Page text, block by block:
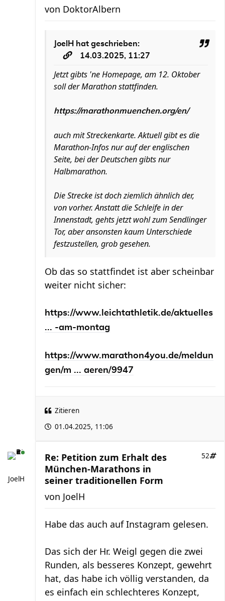
von DoktorAlbern
JoelH hat geschrieben:
14.03.2025, 11:27
Jetzt gibts 'ne Homepage, am 12. Oktober
soll der Marathon stattfinden.
https://marathonmuenchen.org/en/
auch mit Streckenkarte. Aktuell gibt es die
Marathon-Infos nur auf der englischen
Seite, bei der Deutschen gibts nur
Halbmarathon.
Die Strecke ist doch ziemlich ähnlich der,
von vorher. Anstatt die Schleife in der
Innenstadt, gehts jetzt wohl zum Sendlinger
Tor, aber ansonsten kaum Unterschiede
festzustellen, grob gesehen.
Ob das so stattfindet ist aber scheinbar
weiter nicht sicher:
https://www.leichtathletik.de/aktuelles
... -am-montag
https://www.marathon4you.de/meldun
gen/m ... aeren/9947
Zitieren
01.04.2025, 11:06
JoelH
Re: Petition zum Erhalt des
München-Marathons in
seiner traditionellen Form
52
von JoelH
Habe das auch auf Instagram gelesen.
Das sich der Hr. Weigl gegen die zwei
Runden, als besseres Konzept, gewehrt
hat, das habe ich völlig verstanden, da
es einfach ein schlechteres Konzept,